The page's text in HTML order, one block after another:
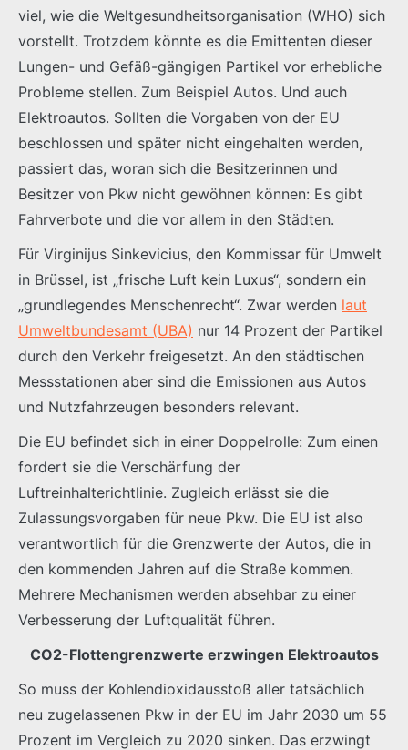
viel, wie die Weltgesundheitsorganisation (WHO) sich
vorstellt. Trotzdem könnte es die Emittenten dieser
Lungen- und Gefäß-gängigen Partikel vor erhebliche
Probleme stellen. Zum Beispiel Autos. Und auch
Elektroautos. Sollten die Vorgaben von der EU
beschlossen und später nicht eingehalten werden,
passiert das, woran sich die Besitzerinnen und
Besitzer von Pkw nicht gewöhnen können: Es gibt
Fahrverbote und die vor allem in den Städten.
Für Virginijus Sinkevicius, den Kommissar für Umwelt
in Brüssel, ist „frische Luft kein Luxus“, sondern ein
„grundlegendes Menschenrecht“. Zwar werden laut
Umweltbundesamt (UBA) nur 14 Prozent der Partikel
durch den Verkehr freigesetzt. An den städtischen
Messstationen aber sind die Emissionen aus Autos
und Nutzfahrzeugen besonders relevant.
Die EU befindet sich in einer Doppelrolle: Zum einen
fordert sie die Verschärfung der
Luftreinhalterichtlinie. Zugleich erlässt sie die
Zulassungsvorgaben für neue Pkw. Die EU ist also
verantwortlich für die Grenzwerte der Autos, die in
den kommenden Jahren auf die Straße kommen.
Mehrere Mechanismen werden absehbar zu einer
Verbesserung der Luftqualität führen.
CO2-Flottengrenzwerte erzwingen Elektroautos
So muss der Kohlendioxidausstoß aller tatsächlich
neu zugelassenen Pkw in der EU im Jahr 2030 um 55
Prozent im Vergleich zu 2020 sinken. Das erzwingt